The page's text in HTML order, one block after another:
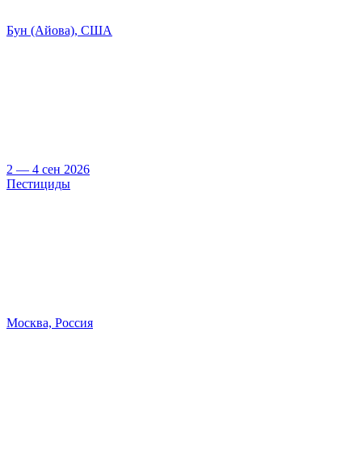
Бун (Айова), США
2 — 4 сен 2026
Пестициды
Москва, Россия